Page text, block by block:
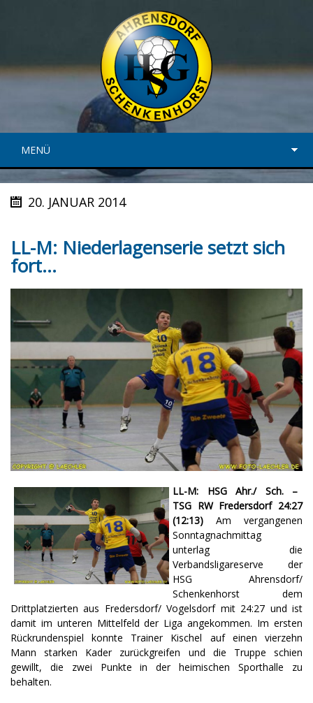
MENÜ
20. JANUAR 2014
LL-M: Niederlagenserie setzt sich
fort…
LL-M: HSG Ahr./ Sch. –
TSG RW Fredersdorf 24:27
(12:13) Am vergangenen
Sonntagnachmittag
unterlag die
Verbandsligareserve der
HSG Ahrensdorf/
Schenkenhorst dem
Drittplatzierten aus Fredersdorf/ Vogelsdorf mit 24:27 und ist
damit im unteren Mittelfeld der Liga angekommen. Im ersten
Rückrundenspiel konnte Trainer Kischel auf einen vierzehn
Mann starken Kader zurückgreifen und die Truppe schien
gewillt, die zwei Punkte in der heimischen Sporthalle zu
behalten.